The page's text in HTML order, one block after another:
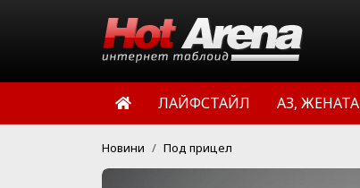
ЛАЙФСТАЙЛ АЗ, ЖЕНАТА
Новини Под прицел